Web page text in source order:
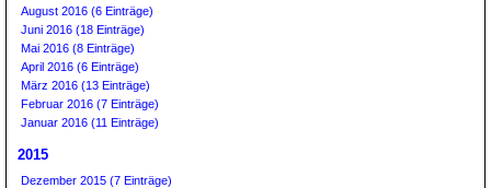
August 2016 (6 Einträge)
Juni 2016 (18 Einträge)
Mai 2016 (8 Einträge)
April 2016 (6 Einträge)
März 2016 (13 Einträge)
Februar 2016 (7 Einträge)
Januar 2016 (11 Einträge)
2015
Dezember 2015 (7 Einträge)